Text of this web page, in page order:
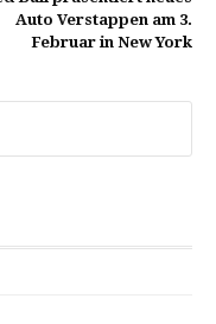
Auto Verstappen am 3.
Februar in New York